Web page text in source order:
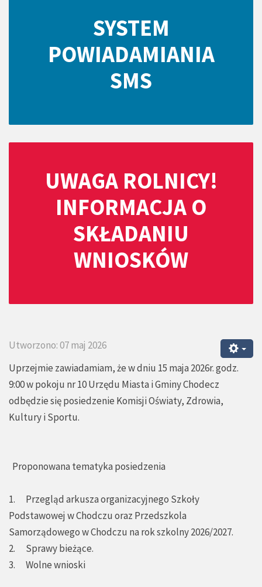
SYSTEM
POWIADAMIANIA
SMS
UWAGA ROLNICY!
INFORMACJA O
SKŁADANIU
WNIOSKÓW
Utworzono: 07 maj 2026
Uprzejmie zawiadamiam, że w dniu 15 maja 2026r. godz.
9:00 w pokoju nr 10 Urzędu Miasta i Gminy Chodecz
odbędzie się posiedzenie Komisji Oświaty, Zdrowia,
Kultury i Sportu.
Proponowana tematyka posiedzenia
1. Przegląd arkusza organizacyjnego Szkoły
Podstawowej w Chodczu oraz Przedszkola
Samorządowego w Chodczu na rok szkolny 2026/2027.
2. Sprawy bieżące.
3. Wolne wnioski